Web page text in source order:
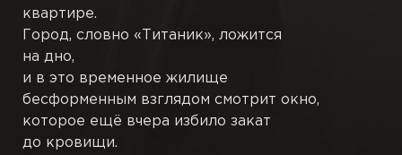
Подстрочники
Черновики
квартире.
Город, словно «Титаник», ложится
на дно,
и в это временное жилище
бесформенным взглядом смотрит окно,
которое ещё вчера избило закат
до кровищи.